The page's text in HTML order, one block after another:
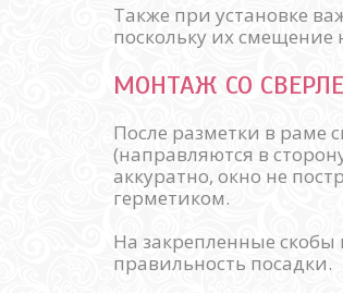
Также при установке
поскольку их смещение
МОНТАЖ СО
После разметки в раме
(направляются в
аккуратно, окно не
герметиком.
На закрепленные скобы
правильность посадки.